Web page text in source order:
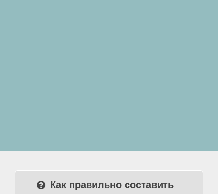
Как правильно составить